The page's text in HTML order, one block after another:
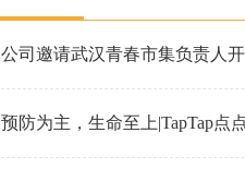
公司邀请武汉青春市集负责人
预防为主，生命至上|TapTap点